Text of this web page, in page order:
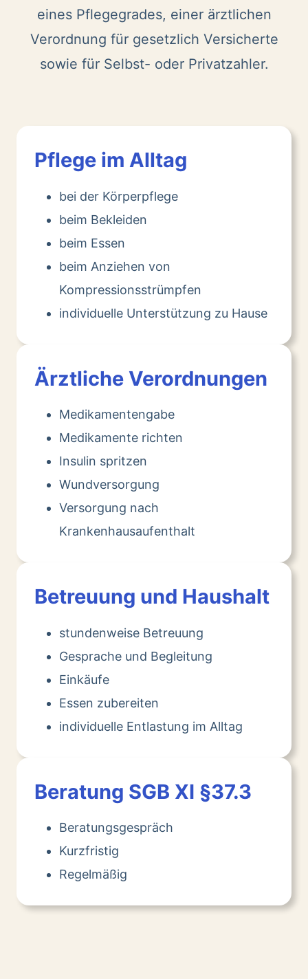
eines Pflegegrades, einer ärztlichen
Verordnung für gesetzlich Versicherte
sowie für Selbst- oder Privatzahler.
Pflege im Alltag
bei der Körperpflege
beim Bekleiden
beim Essen
beim Anziehen von
Kompressionsstrümpfen
individuelle Unterstützung zu Hause
Ärztliche Verordnungen
Medikamentengabe
Medikamente richten
Insulin spritzen
Wundversorgung
Versorgung nach
Krankenhausaufenthalt
Betreuung und Haushalt
stundenweise Betreuung
Gesprache und Begleitung
Einkäufe
Essen zubereiten
individuelle Entlastung im Alltag
Beratung SGB XI §37.3
Beratungsgespräch
Kurzfristig
Regelmäßig